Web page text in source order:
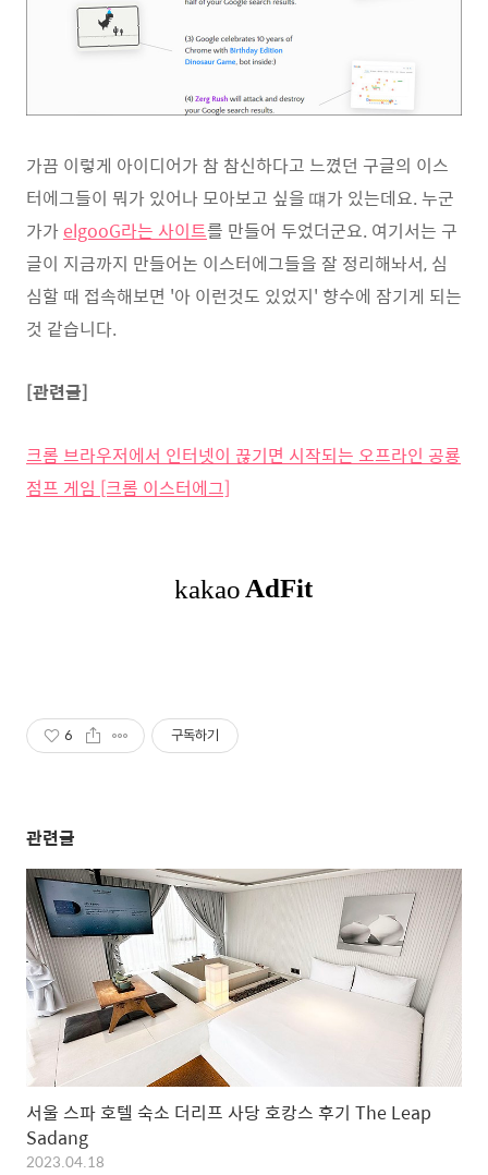
가끔 이렇게 아이디어가 참 참신하다고 느꼈던 구글의 이스
터에그들이 뭐가 있어나 모아보고 싶을 떄가 있는데요. 누군
가가elgooG라는 사이트를 만들어 두었더군요. 여기서는 구
글이 지금까지 만들어논 이스터에그들을 잘 정리해놔서, 심
심할 때 접속해보면 '아 이런것도 있었지' 향수에 잠기게 되는
것 같습니다.
[관련글]
크롬 브라우저에서 인터넷이 끊기면 시작되는 오프라인 공룡
점프 게임 [크롬 이스터에그]
6 구독하기
관련글
서울 스파 호텔 숙소 더리프 사당 호캉스 후기 The Leap
Sadang
2023.04.18